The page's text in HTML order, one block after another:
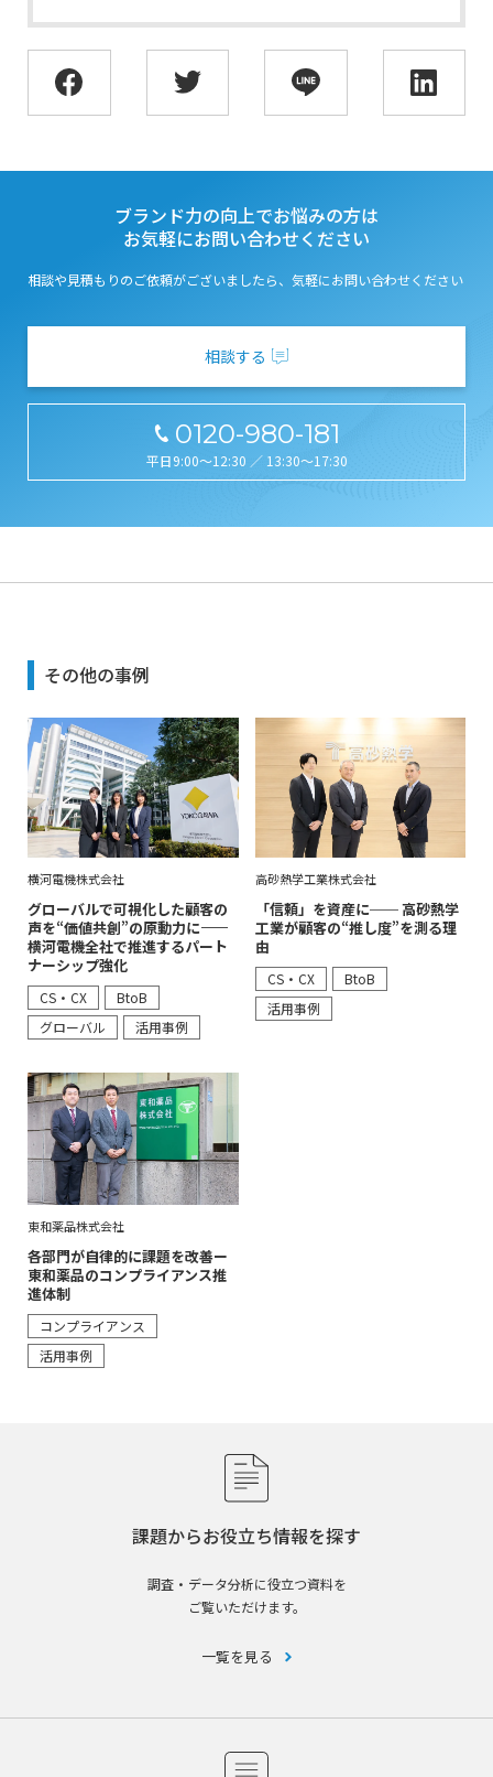
ブランド力の向上でお悩みの方は
お気軽にお問い合わせください
相談や見積もりのご依頼がございましたら、気軽にお問い合わせください
相談する
0120-980-181
平日9:00～12:30 ／ 13:30～17:30
その他の事例
横河電機株式会社
グローバルで可視化した顧客の
声を“価値共創”の原動力に――
横河電機全社で推進するパート
ナーシップ強化
CS・CX
BtoB
グローバル
活用事例
高砂熱学工業株式会社
「信頼」を資産に── 高砂熱学
工業が顧客の“推し度”を測る理
由
CS・CX
BtoB
活用事例
東和薬品株式会社
各部門が自律的に課題を改善ー
東和薬品のコンプライアンス推
進体制
コンプライアンス
活用事例
課題からお役立ち情報を探す
調査・データ分析に役立つ資料を
ご覧いただけます。
一覧を見る